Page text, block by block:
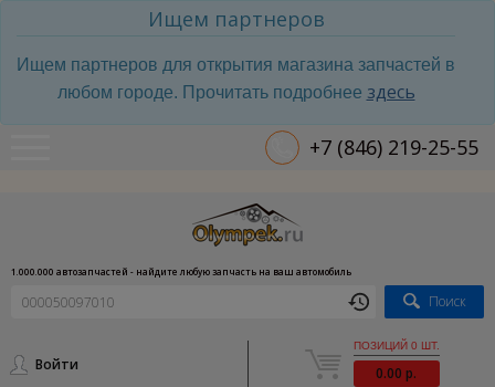
Ищем партнеров
Ищем партнеров для открытия магазина запчастей в
любом городе. Прочитать подробнее здесь
+7 (846) 219-25-55
1.000.000 автозапчастей - найдите любую запчасть на ваш автомобиль
Поиск
Войти
ПОЗИЦИЙ 0 ШТ.
0.00 р.